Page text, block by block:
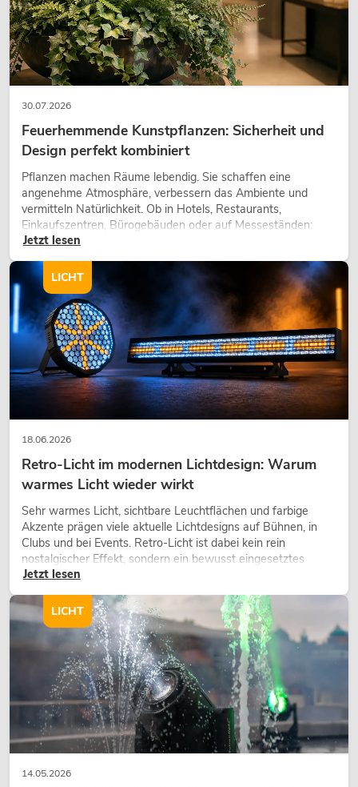
30.07.2026
Feuerhemmende Kunstpflanzen: Sicherheit und
Design perfekt kombiniert
Pflanzen machen Räume lebendig. Sie schaffen eine
angenehme Atmosphäre, verbessern das Ambiente und
vermitteln Natürlichkeit. Ob in Hotels, Restaurants,
Einkaufszentren, Bürogebäuden oder auf Messeständen:
eine hochwertige Begrünung gehört heute längst zum
Jetzt lesen
18.06.2026
Retro-Licht im modernen Lichtdesign: Warum
warmes Licht wieder wirkt
Sehr warmes Licht, sichtbare Leuchtflächen und farbige
Akzente prägen viele aktuelle Lichtdesigns auf Bühnen, in
Clubs und bei Events. Retro-Licht ist dabei kein rein
nostalgischer Effekt, sondern ein bewusst eingesetztes
Gestaltungsmittel: Es schafft Atmosphäre, gibt Szenen
wirken lassen.
Jetzt lesen
LICHT
14.05.2026
LICHT